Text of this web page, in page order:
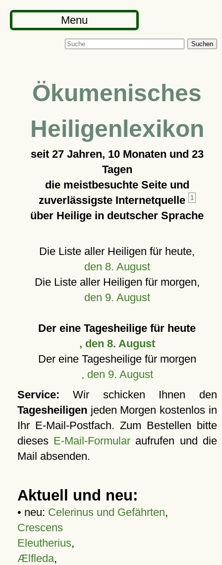
Menu
Suchen
Ökumenisches
Heiligenlexikon
seit 27 Jahren, 10 Monaten und 23
Tagen
die meistbesuchte Seite und
zuverlässigste Internetquelle
1
über Heilige in deutscher Sprache
Die Liste aller Heiligen für heute,
den 8. August
Die Liste aller Heiligen für morgen,
den 9. August
Der eine Tagesheilige für heute
, den 8. August
Der eine Tagesheilige für morgen
, den 9. August
Service: Wir schicken Ihnen den
Tagesheiligen jeden Morgen kostenlos in
Ihr E-Mail-Postfach. Zum Bestellen bitte
dieses E-Mail-Formular aufrufen und die
Mail absenden.
Aktuell und neu:
• neu: Celerinus und Gefährten,
Crescens
Eleutherius,
Ælfleda,